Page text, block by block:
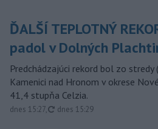
ĎALŠÍ TEPLOTNÝ
padol v Dolných
Predchádzajúci rekord bol zo
Kamenici nad Hronom v okrese
41,4 stupňa Celzia.
dnes 15:27, aktualizované
dnes 15:29